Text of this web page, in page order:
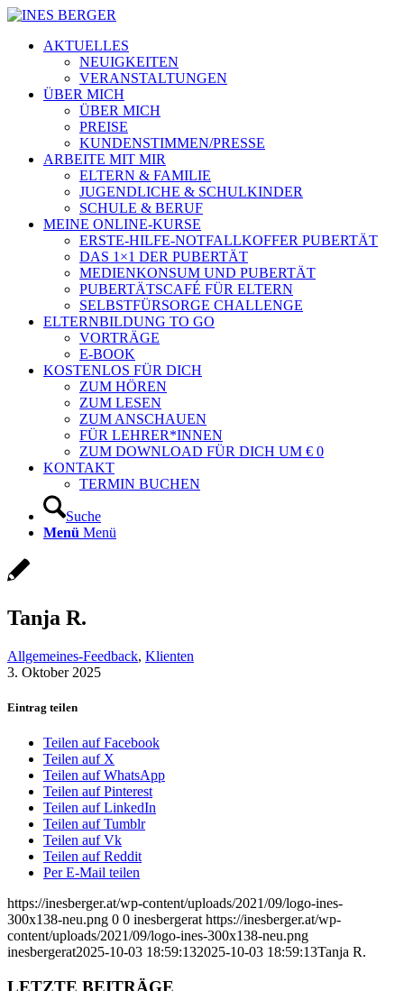
AKTUELLES
NEUIGKEITEN
VERANSTALTUNGEN
ÜBER MICH
ÜBER MICH
PREISE
KUNDENSTIMMEN/PRESSE
ARBEITE MIT MIR
ELTERN & FAMILIE
JUGENDLICHE & SCHULKINDER
SCHULE & BERUF
MEINE ONLINE-KURSE
ERSTE-HILFE-NOTFALLKOFFER PUBERTÄT
DAS 1×1 DER PUBERTÄT
MEDIENKONSUM UND PUBERTÄT
PUBERTÄTSCAFÉ FÜR ELTERN
SELBSTFÜRSORGE CHALLENGE
ELTERNBILDUNG TO GO
VORTRÄGE
E-BOOK
KOSTENLOS FÜR DICH
ZUM HÖREN
ZUM LESEN
ZUM ANSCHAUEN
FÜR LEHRER*INNEN
ZUM DOWNLOAD FÜR DICH UM € 0
KONTAKT
TERMIN BUCHEN
Suche
Menü Menü
Tanja R.
Allgemeines-Feedback, Klienten
3. Oktober 2025
Eintrag teilen
Teilen auf Facebook
Teilen auf X
Teilen auf WhatsApp
Teilen auf Pinterest
Teilen auf LinkedIn
Teilen auf Tumblr
Teilen auf Vk
Teilen auf Reddit
Per E-Mail teilen
https://inesberger.at/wp-content/uploads/2021/09/logo-ines-
300x138-neu.png 0 0 inesbergerat https://inesberger.at/wp-
content/uploads/2021/09/logo-ines-300x138-neu.png
inesbergerat2025-10-03 18:59:132025-10-03 18:59:13Tanja R.
LETZTE BEITRÄGE